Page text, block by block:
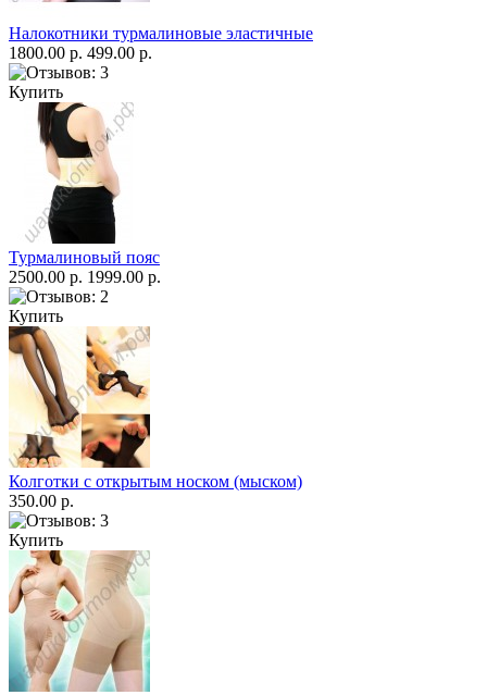
Налокотники турмалиновые эластичные
1800.00 р. 499.00 р.
Купить
Турмалиновый пояс
2500.00 р. 1999.00 р.
Купить
Колготки с открытым носком (мыском)
350.00 р.
Купить